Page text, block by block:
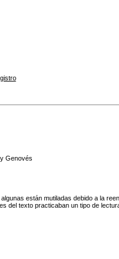
Genovés
están mutiladas debido a la
texto practicaban un tipo de